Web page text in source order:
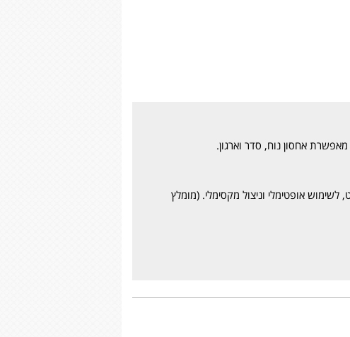
אחסון נוח, סדר וארגון.
אופטימלי וניצול מקסימלי. (מומלץ